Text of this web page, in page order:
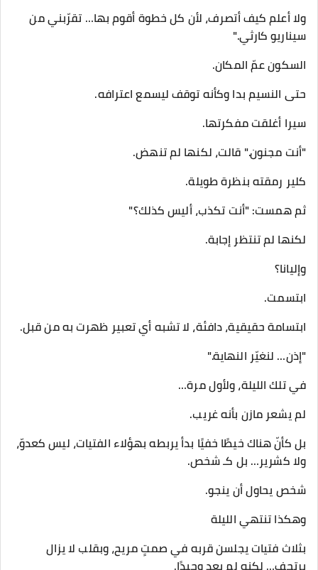
ولا أعلم كيف أتصرف، لأن كل خطوة أقوم بها… تقرّبني من
سيناريو كارثي."
السكون عمّ المكان.
حتى النسيم بدا وكأنه توقف ليسمع اعترافه.
سيرا أغلقت مفكرتها.
"أنت مجنون." قالت، لكنها لم تنهض.
كلير رمقته بنظرة طويلة.
ثم همست: "أنت تكذب، أليس كذلك؟"
لكنها لم تنتظر إجابة.
وإليانا؟
ابتسمت.
ابتسامة حقيقية، دافئة، لا تشبه أي تعبير ظهرت به من قبل.
"إذن… لنغيّر النهاية."
في تلك الليلة، ولأول مرة…
لم يشعر مازن بأنه غريب.
بل كأنّ هناك خيطًا خفيًا بدأ يربطه بهؤلاء الفتيات، ليس كعدوّ،
ولا كشرير… بل كـ شخص.
شخص يحاول أن ينجو.
وهكذا تنتهي الليلة
بثلاث فتيات يجلسن قربه في صمتٍ مريح، وبقلب لا يزال
يرتجف… لكنه لم يعد وحيدًا.